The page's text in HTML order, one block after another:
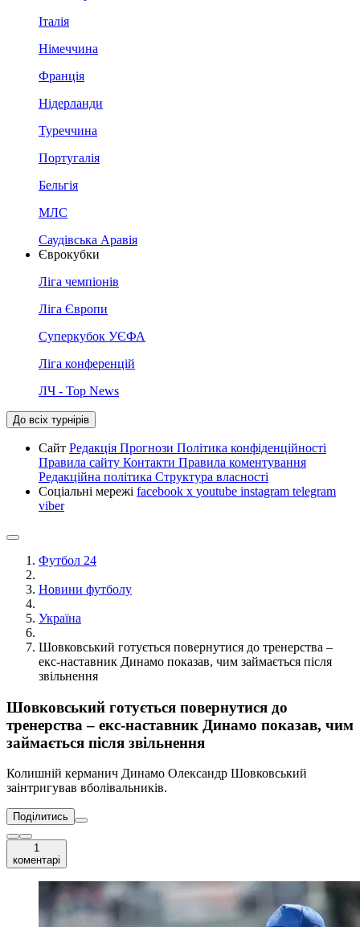
Італія
Німеччина
Франція
Нідерланди
Туреччина
Португалія
Бельгія
МЛС
Саудівська Аравія
Єврокубки
Ліга чемпіонів
Ліга Європи
Суперкубок УЄФА
Ліга конференцій
ЛЧ - Top News
До всіх турнірів
Сайт Редакція Прогнози Політика конфіденційності
Правила сайту Контакти Правила коментування
Редакційна політика Структура власності
Соціальні мережі facebook x youtube instagram telegram
viber
Футбол 24
Новини футболу
Україна
Шовковський готується повернутися до тренерства –
екс-наставник Динамо показав, чим займається після
звільнення
Шовковський готується повернутися до
тренерства – екс-наставник Динамо показав, чим
займається після звільнення
Колишній керманич Динамо Олександр Шовковський
заінтригував вболівальників.
Поділитись
1
коментарі